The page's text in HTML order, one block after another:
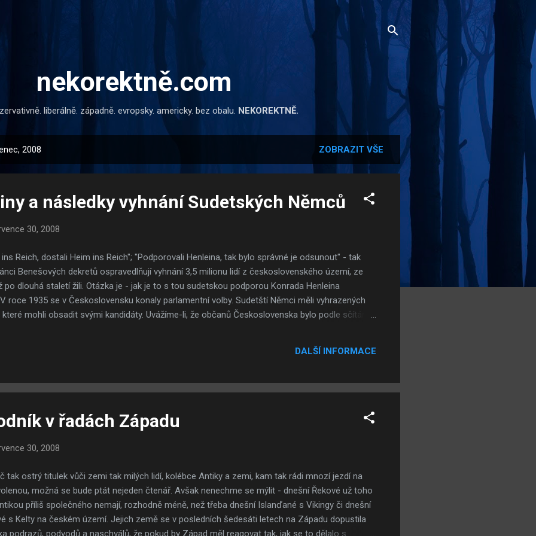
nekorektně.com
liberálně. západně. evropsky. americky. bez obalu. NEKOREKTNĚ.
2008 ZOBRAZIT VŠE
a následky vyhnání Sudetských Němců
30, 2008
Reich, dostali Heim ins Reich"; "Podporovali Henleina, tak bylo správné je odsunout" - tak
Benešových dekretů ospravedlňují vyhnání 3,5 milionu lidí z československého území, ze
po dlouhá staletí žili. Otázka je - jak je to s tou sudetskou podporou Konrada Henleina
roce 1935 se v Československu konaly parlamentní volby. Sudetští Němci měli vyhrazených
mohli obsadit svými kandidáty. Uvážíme-li, že občanů Československa bylo podle sčítání
nepočítaje v to osoby německé národnosti žijící mimo země Čechy a Morava (karpatské
demokracii, šest mandátů Něm...
DALŠÍ INFORMACE
v řadách Západu
30, 2008
tak ostrý titulek vůči zemi tak milých lidí, kolébce Antiky a zemi, kam tak rádi mnozí jezdí na
možná se bude ptát nejeden čtenář. Avšak nenechme se mýlit - dnešní Řekové už toho
příliš společného nemají, rozhodně méně, než třeba dnešní Islanďané s Vikingy či dnešní
s Kelty na českém území. Jejich země se v posledních šedesáti letech na Západu dopustila
podrazů, podvodů a naschválů, že pokud by Západ měl reagovat tak, jak se to dělalo s